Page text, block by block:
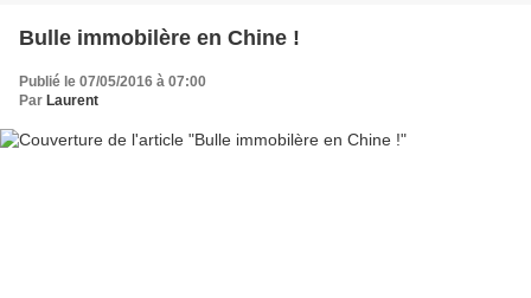
Bulle immobilère en Chine !
Publié le 07/05/2016 à 07:00
Par Laurent